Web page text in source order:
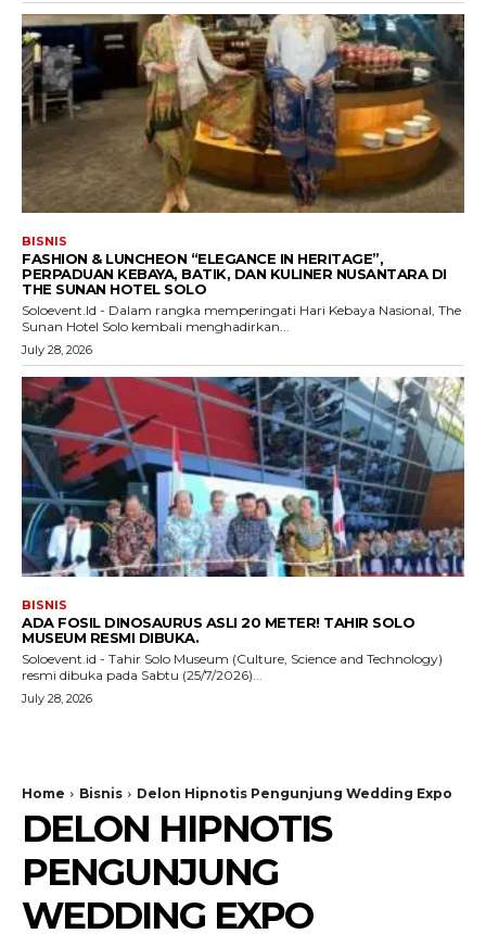
BISNIS
FASHION & LUNCHEON “ELEGANCE IN HERITAGE”,
PERPADUAN KEBAYA, BATIK, DAN KULINER NUSANTARA DI
THE SUNAN HOTEL SOLO
Soloevent.Id - Dalam rangka memperingati Hari Kebaya Nasional, The
Sunan Hotel Solo kembali menghadirkan...
July 28, 2026
BISNIS
ADA FOSIL DINOSAURUS ASLI 20 METER! TAHIR SOLO
MUSEUM RESMI DIBUKA.
Soloevent.id - Tahir Solo Museum (Culture, Science and Technology)
resmi dibuka pada Sabtu (25/7/2026)...
July 28, 2026